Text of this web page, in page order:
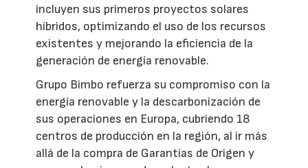
incluyen sus primeros proyectos solares
híbridos, optimizando el uso de los recursos
existentes y mejorando la eficiencia de la
generación de energía renovable.
Grupo Bimbo refuerza su compromiso con la
energía renovable y la descarbonización de
sus operaciones en Europa, cubriendo 18
centros de producción en la región, al ir más
allá de la compra de Garantías de Origen y